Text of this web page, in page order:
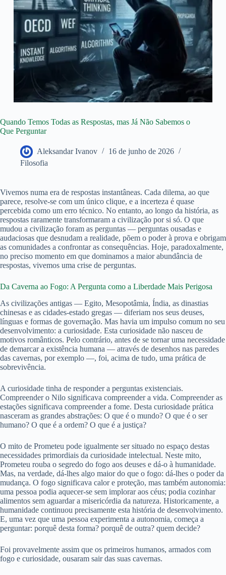
Quando Temos Todas as Respostas, mas Já Não Sabemos o
Que Perguntar
Aleksandar Ivanov
16 de junho de 2026
Filosofia
Vivemos numa era de respostas instantâneas. Cada dilema, ao que
parece, resolve-se com um único clique, e a incerteza é quase
percebida como um erro técnico. No entanto, ao longo da história, as
respostas raramente transformaram a civilização por si só. O que
mudou a civilização foram as perguntas — perguntas ousadas e
audaciosas que desnudam a realidade, põem o poder à prova e obrigam
as comunidades a confrontar as consequências. Hoje, paradoxalmente,
no preciso momento em que dominamos a maior abundância de
respostas, vivemos uma crise de perguntas.
Da Caverna ao Fogo: A Pergunta como a Liberdade Mais Perigosa
As civilizações antigas — Egito, Mesopotâmia, Índia, as dinastias
chinesas e as cidades-estado gregas — diferiam nos seus deuses,
línguas e formas de governação. Mas havia um impulso comum no seu
desenvolvimento: a curiosidade. Esta curiosidade não nasceu de
motivos românticos. Pelo contrário, antes de se tornar uma necessidade
de demarcar a existência humana — através de desenhos nas paredes
das cavernas, por exemplo —, foi, acima de tudo, uma prática de
sobrevivência.
A curiosidade tinha de responder a perguntas existenciais.
Compreender o Nilo significava compreender a vida. Compreender as
estações significava compreender a fome. Desta curiosidade prática
nasceram as grandes abstrações: O que é o mundo? O que é o ser
humano? O que é a ordem? O que é a justiça?
O mito de Prometeu pode igualmente ser situado no espaço destas
necessidades primordiais da curiosidade intelectual. Neste mito,
Prometeu rouba o segredo do fogo aos deuses e dá-o à humanidade.
Mas, na verdade, dá-lhes algo maior do que o fogo: dá-lhes o poder da
mudança. O fogo significava calor e proteção, mas também autonomia:
uma pessoa podia aquecer-se sem implorar aos céus; podia cozinhar
alimentos sem aguardar a misericórdia da natureza. Historicamente, a
humanidade continuou precisamente esta história de desenvolvimento.
E, uma vez que uma pessoa experimenta a autonomia, começa a
perguntar: porquê desta forma? porquê de outra? quem decide?
Foi provavelmente assim que os primeiros humanos, armados com
fogo e curiosidade, ousaram sair das suas cavernas.